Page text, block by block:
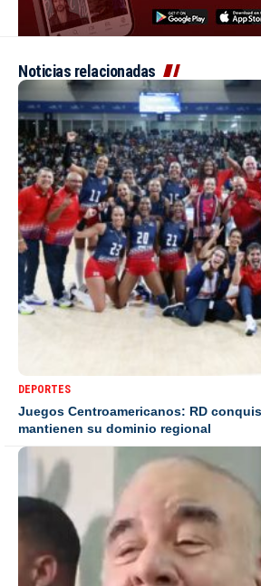
Noticias relacionadas
DEPORTES
Juegos Centroamericanos: RD
mantienen su dominio regional